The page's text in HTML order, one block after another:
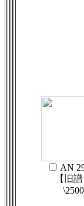
AN
【旧譜
\2500